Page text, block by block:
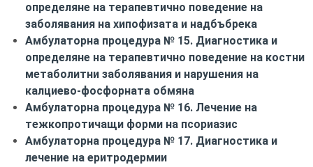
определяне на терапевтично поведение на
заболявания на хипофизата и надбъбрека
Амбулаторна процедура № 15. Диагностика и
определяне на терапевтично поведение на костни
метаболитни заболявания и нарушения на
калциево-фосфорната обмяна
Амбулаторна процедура № 16. Лечение на
тежкопротичащи форми на псориазис
Амбулаторна процедура № 17. Диагностика и
лечение на еритродермии